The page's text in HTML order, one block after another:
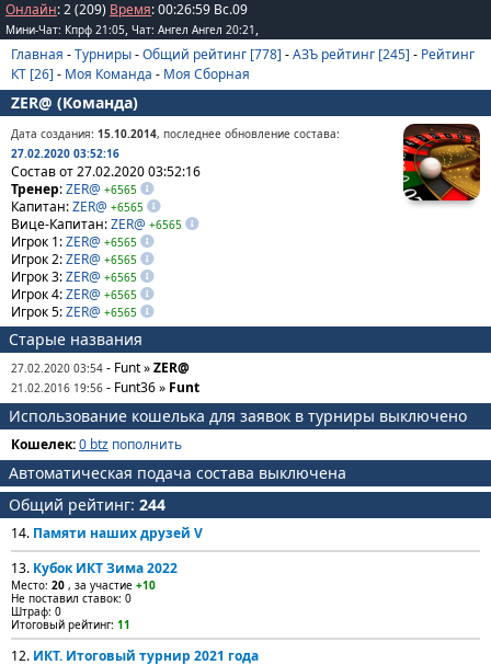
Онлайн: 2 (209) Время:00:26:59 Вс.09
Мини-Чат: Кпрф 21:05, Чат: Ангел Ангел 20:21 ,
Главная -Турниры-Общий рейтинг [778] -АЗЪ рейтинг [245] - Рейтинг
КТ [26] - Моя Команда - Моя Сборная
ZER@ (Команда)
Дата создания: 15.10.2014, последнее обновление состава:
27.02.2020 03:52:16
Состав от 27.02.2020 03:52:16
Тренер:ZER@ +6565
Капитан:ZER@ +6565
Вице-Капитан:ZER@ +6565
Игрок 1:ZER@ +6565
Игрок 2:ZER@ +6565
Игрок 3:ZER@ +6565
Игрок 4:ZER@ +6565
Игрок 5:ZER@ +6565
Старые названия
27.02.2020 03:54 - Funt »ZER@
21.02.2016 19:56 - Funt36 » Funt
Использование кошелька для заявок в турниры выключено
Кошелек:0 btz пополнить
Автоматическая подача состава выключена
Общий рейтинг: 244
14. Памяти наших друзей V
13. Кубок ИКТ Зима 2022
Место: 20 , за участие +10
Не поставил ставок: 0
Штраф: 0
Итоговый рейтинг: 11
12. ИКТ. Итоговый турнир 2021 года